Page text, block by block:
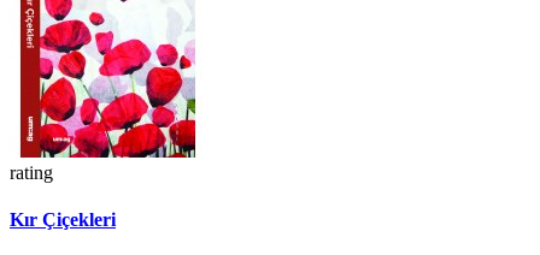
rating
Kır Çiçekleri